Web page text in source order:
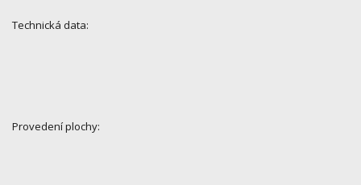
Technická data:
Provedení plochy: